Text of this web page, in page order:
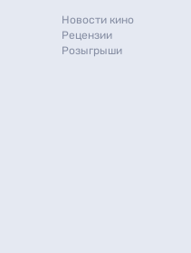
Новости кино
Рецензии
Розыгрыши